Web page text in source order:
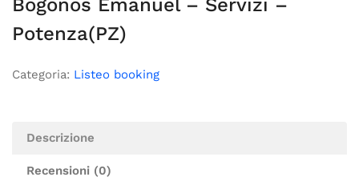
Bogonos Emanuel – Servizi –
Potenza(PZ)
Categoria: Listeo booking
Descrizione
Recensioni (0)